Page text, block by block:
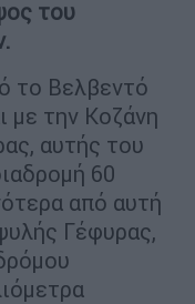
του
το Βελβεντό
με την Κοζάνη
αυτής του
60
από αυτή
Γέφυρας,